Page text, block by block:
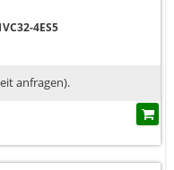
4ES5
anfragen).